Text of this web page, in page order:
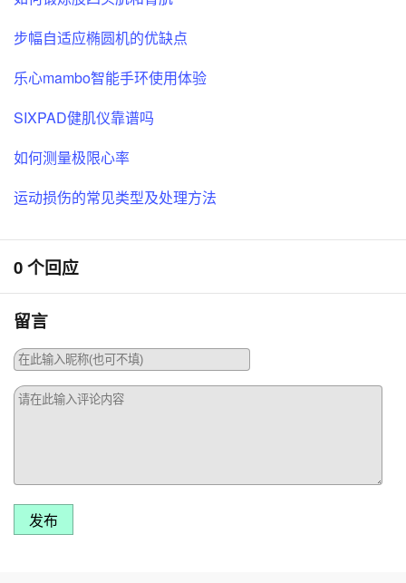
步幅自适应椭圆机的优缺点
乐心mambo智能手环使用体验
SIXPAD健肌仪靠谱吗
如何测量极限心率
运动损伤的常见类型及处理方法
0 个回应
留言
发布